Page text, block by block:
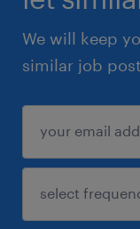
We will keep
similar job